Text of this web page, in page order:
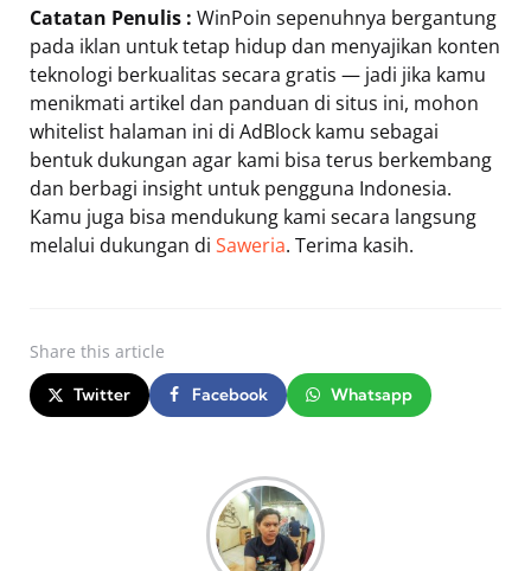
Catatan Penulis : WinPoin sepenuhnya bergantung
pada iklan untuk tetap hidup dan menyajikan konten
teknologi berkualitas secara gratis — jadi jika kamu
menikmati artikel dan panduan di situs ini, mohon
whitelist halaman ini di AdBlock kamu sebagai
bentuk dukungan agar kami bisa terus berkembang
dan berbagi insight untuk pengguna Indonesia.
Kamu juga bisa mendukung kami secara langsung
melalui dukungan di Saweria. Terima kasih.
Share this article
Twitter Facebook Whatsapp